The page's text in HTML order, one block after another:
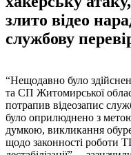
злито відео
службову
“Нещодавно було
та СП Житомирської
потрапив відеозапис
було оприлюднено з
думкою, викликання
щодо законності роботи